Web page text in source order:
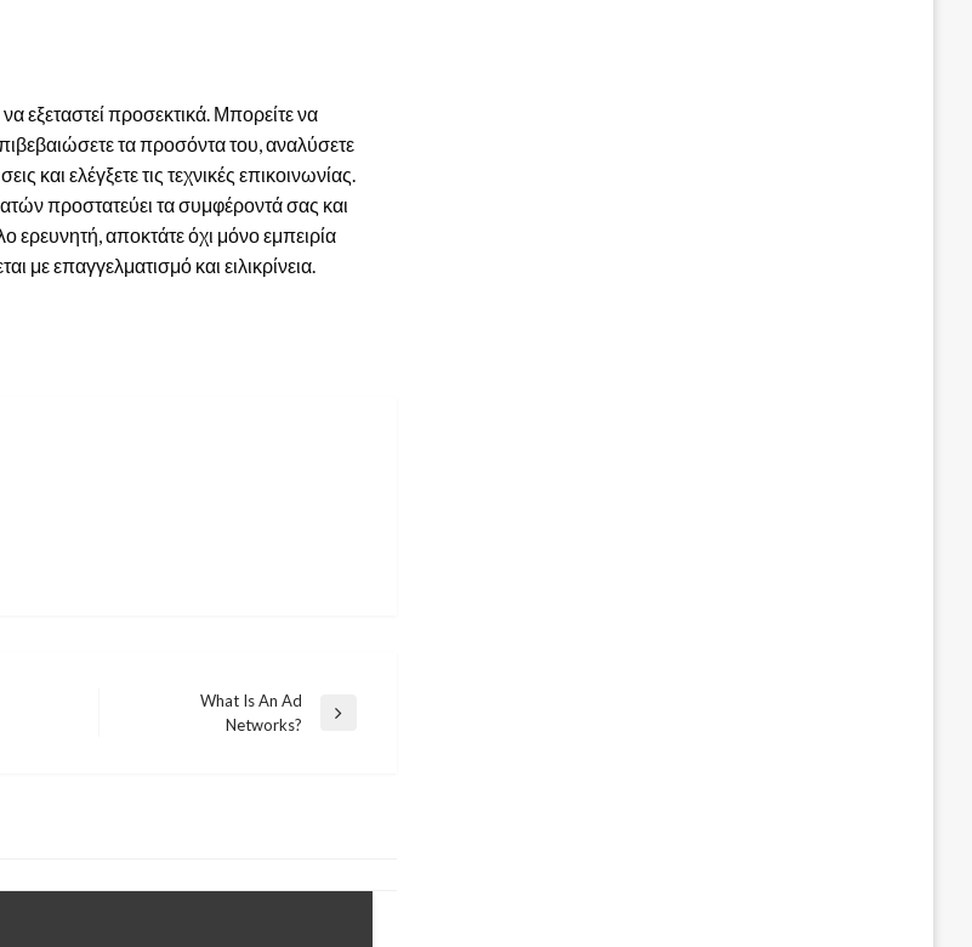
εξεταστεί προσεκτικά. Μπορείτε να
τα προσόντα του, αναλύσετε
και ελέγξετε τις τεχνικές επικοινωνίας.
προστατεύει τα συμφέροντά σας και
ερευνητή, αποκτάτε όχι μόνο εμπειρία
με επαγγελματισμό και ειλικρίνεια.
What Is An Ad
Networks?